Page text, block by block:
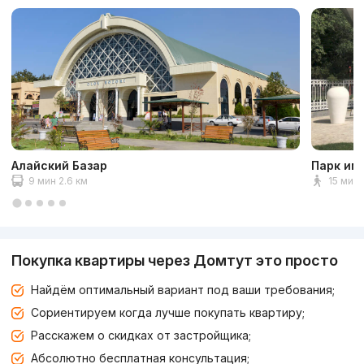
Алайский Базар
9 мин 2.6 км
Парк
15 мин
Покупка квартиры через Домтут это просто
Найдём оптимальный вариант под ваши требования;
Сориентируем когда лучше покупать квартиру;
Расскажем о скидках от застройщика;
Абсолютно бесплатная консультация;